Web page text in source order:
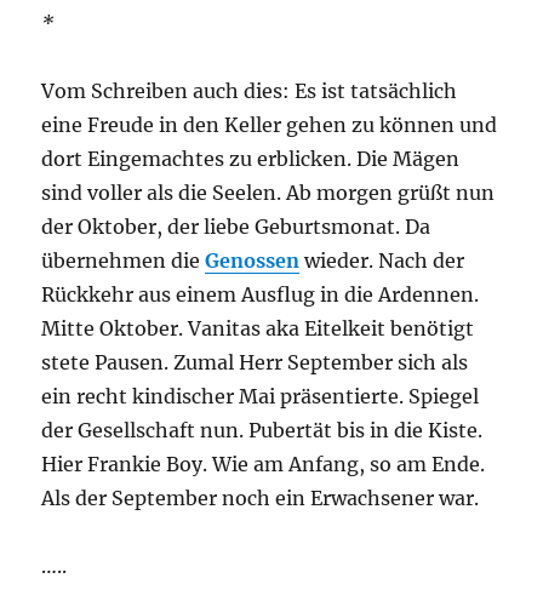
*
Vom Schreiben auch dies: Es ist tatsächlich
eine Freude in den Keller gehen zu können und
dort Eingemachtes zu erblicken. Die Mägen
sind voller als die Seelen. Ab morgen grüßt nun
der Oktober, der liebe Geburtsmonat. Da
übernehmen dieGenossen wieder. Nach der
Rückkehr aus einem Ausflug in die Ardennen.
Mitte Oktober. Vanitas aka Eitelkeit benötigt
stete Pausen. Zumal Herr September sich als
ein recht kindischer Mai präsentierte. Spiegel
der Gesellschaft nun. Pubertät bis in die Kiste.
Hier Frankie Boy. Wie am Anfang, so am Ende.
Als der September noch ein Erwachsener war.
…..